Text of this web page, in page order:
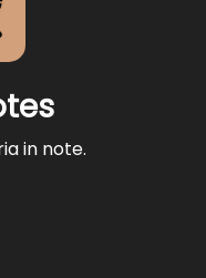
in note.